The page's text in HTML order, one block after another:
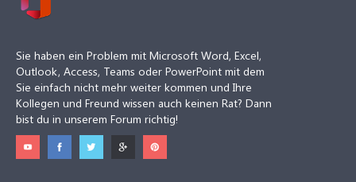
Sie haben ein Problem mit Microsoft Word, Excel,
Outlook, Access, Teams oder PowerPoint mit dem
Sie einfach nicht mehr weiter kommen und Ihre
Kollegen und Freund wissen auch keinen Rat? Dann
bist du in unserem Forum richtig!